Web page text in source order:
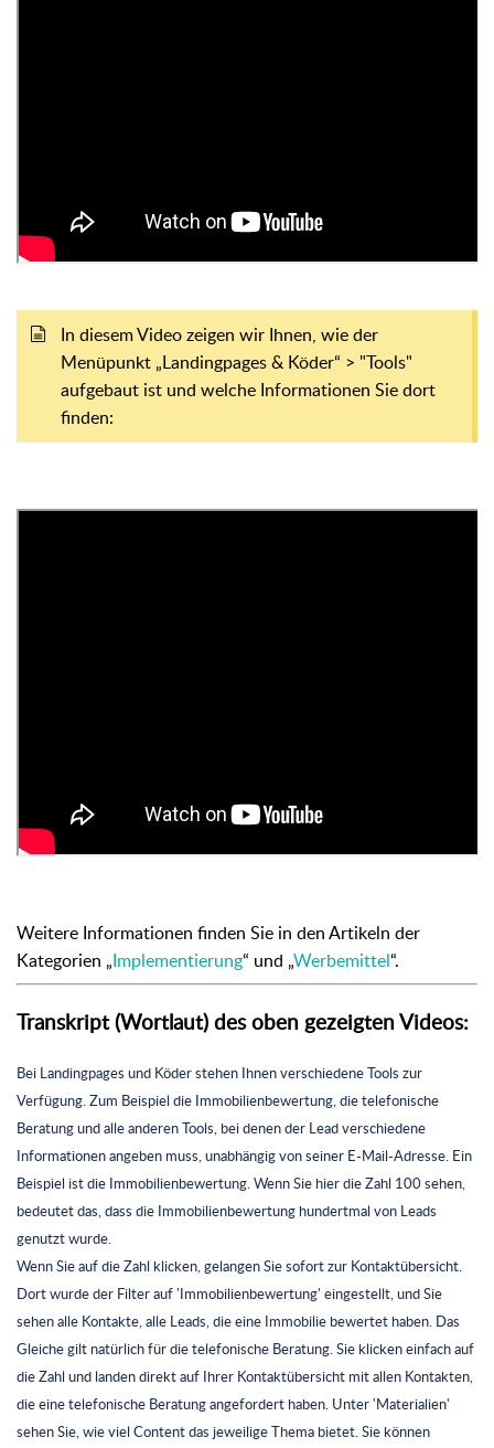
In diesem Video zeigen wir Ihnen, wie der
Menüpunkt „Landingpages & Köder“ > "Tools"
aufgebaut ist und welche Informationen Sie dort
finden:
Weitere Informationen finden Sie in den Artikeln der
Kategorien „Implementierung“ und „Werbemittel“.
Transkript (Wortlaut) des oben gezeigten Videos:
Bei Landingpages und Köder stehen Ihnen verschiedene Tools zur
Verfügung. Zum Beispiel die Immobilienbewertung, die telefonische
Beratung und alle anderen Tools, bei denen der Lead verschiedene
Informationen angeben muss, unabhängig von seiner E-Mail-Adresse. Ein
Beispiel ist die Immobilienbewertung. Wenn Sie hier die Zahl 100 sehen,
bedeutet das, dass die Immobilienbewertung hundertmal von Leads
genutzt wurde.
Wenn Sie auf die Zahl klicken, gelangen Sie sofort zur Kontaktübersicht.
Dort wurde der Filter auf 'Immobilienbewertung' eingestellt, und Sie
sehen alle Kontakte, alle Leads, die eine Immobilie bewertet haben. Das
Gleiche gilt natürlich für die telefonische Beratung. Sie klicken einfach auf
die Zahl und landen direkt auf Ihrer Kontaktübersicht mit allen Kontakten,
die eine telefonische Beratung angefordert haben. Unter 'Materialien'
sehen Sie, wie viel Content das jeweilige Thema bietet. Sie können